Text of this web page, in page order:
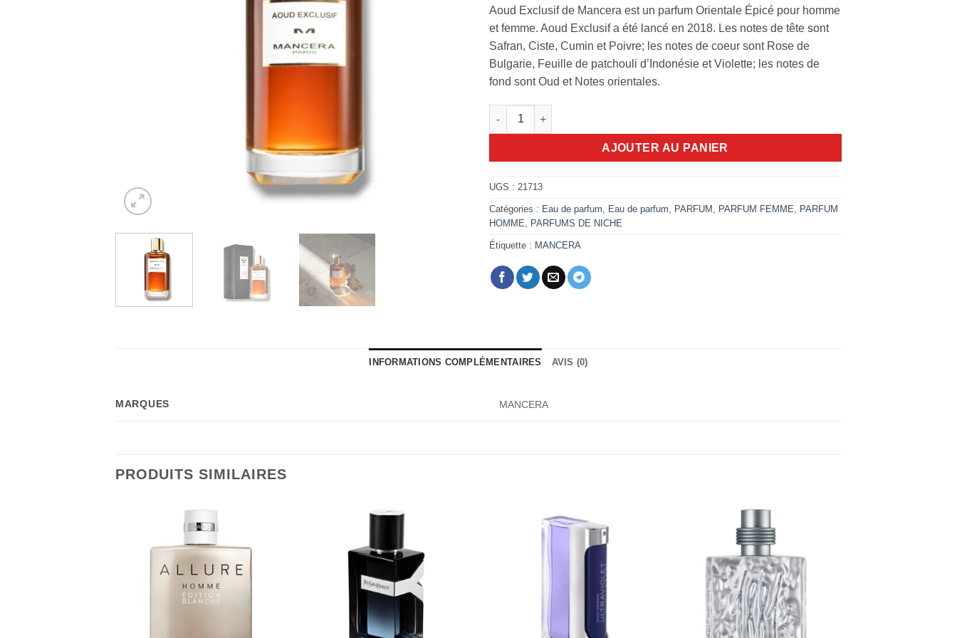
Aoud Exclusif de Mancera est un parfum Orientale Épicé pour homme
et femme. Aoud Exclusif a été lancé en 2018. Les notes de tête sont
Safran, Ciste, Cumin et Poivre; les notes de coeur sont Rose de
Bulgarie, Feuille de patchouli d’Indonésie et Violette; les notes de
fond sont Oud et Notes orientales.
quantité de Mancera Aoud Exclusif 120ml EDP
AJOUTER AU PANIER
UGS : 21713
Catégories : Eau de parfum, Eau de parfum, PARFUM , PARFUM FEMME, PARFUM
HOMME, PARFUMS DE NICHE
Étiquette : MANCERA
INFORMATIONS COMPLÉMENTAIRES AVIS (0)
MARQUES MANCERA
PRODUITS SIMILAIRES